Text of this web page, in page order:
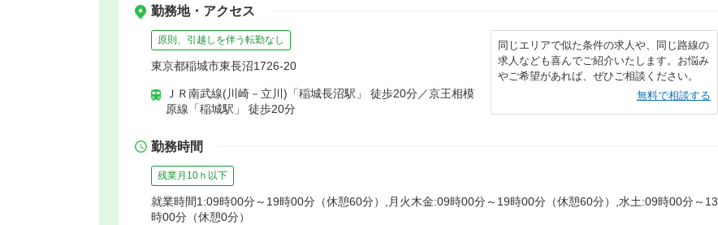
勤務地・アクセス
原則、引越しを伴う転勤なし
東京都稲城市東長沼1726-20
ＪＲ南武線(川崎－立川)「稲城長沼駅」 徒歩20分／京王相模
原線「稲城駅」 徒歩20分
同じエリアで似た条件の求人や、同じ路線の
求人なども喜んでご紹介いたします。お悩み
やご希望があれば、ぜひご相談ください。
無料で相談する
勤務時間
残業月10ｈ以下
就業時間1:09時00分～19時00分（休憩60分）,月火木金:09時00分～19時00分（休憩60分）,水土:09時00分～13
時00分（休憩0分）